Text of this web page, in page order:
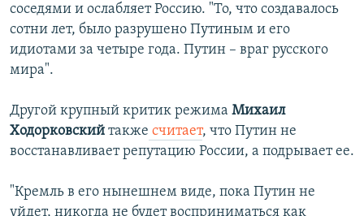
соседями и ослабляет Россию. "То, что создавалось
сотни лет, было разрушено Путиным и его
идиотами за четыре года. Путин – враг русского
мира".
Другой крупный критик режима Михаил
Ходорковский также считает, что Путин не
восстанавливает репутацию России, а подрывает ее.
"Кремль в его нынешнем виде, пока Путин не
уйдет, никогда не будет восприниматься как